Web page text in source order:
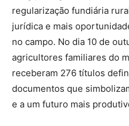
regularização fundiária
jurídica e mais
no campo. No dia 10 de
agricultores familiares do
receberam 276 títulos
documentos que
e a um futuro mais